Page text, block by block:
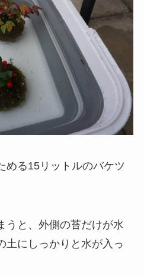
める15リットルのバケツ
うと、外側の苔だけが水
土にしっかりと水が入っ